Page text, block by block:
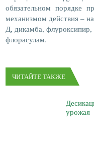
обязательном порядке
механизмом действия –
Д, дикамба,
флорасулам.
ЧИТАЙТЕ ТАКЖЕ
урожая